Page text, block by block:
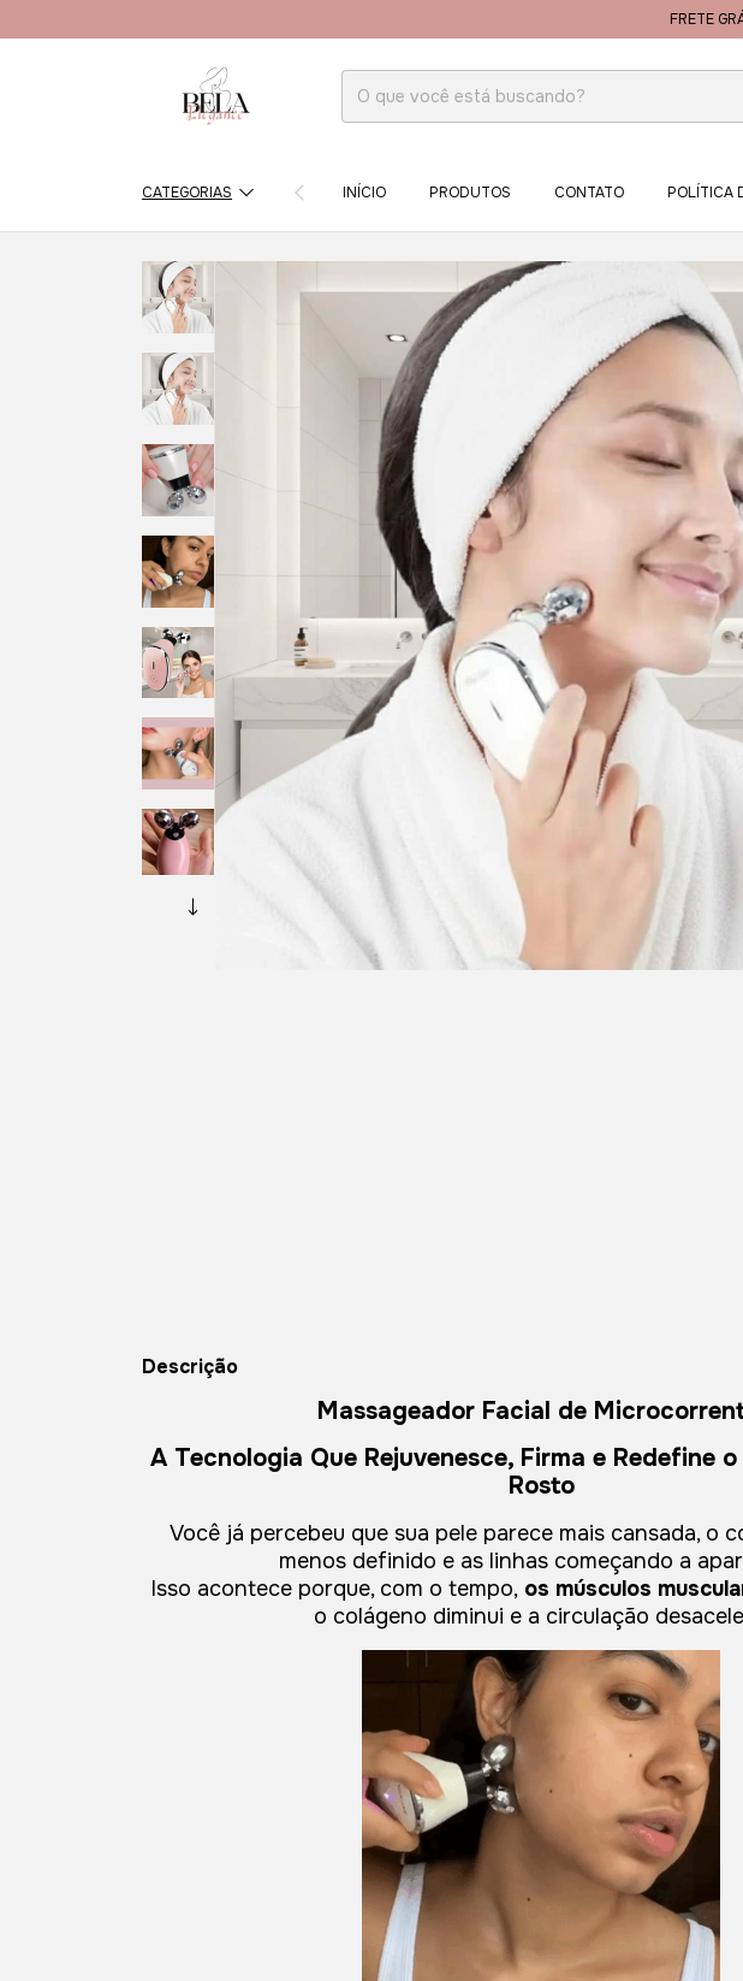
FRETE GRÁTIS PARA
CATEGORIAS INÍCIO PRODUTOS CONTATO POLÍTICA
Descrição
Massageador Facial de
A Tecnologia Que Rejuvenesce, Firma e Redefine
Rosto
Você já percebeu que sua pele parece mais cansada, o
menos definido e as linhas começando a
Isso acontece porque, com o tempo, os músculos
o colágeno diminui e a circulação